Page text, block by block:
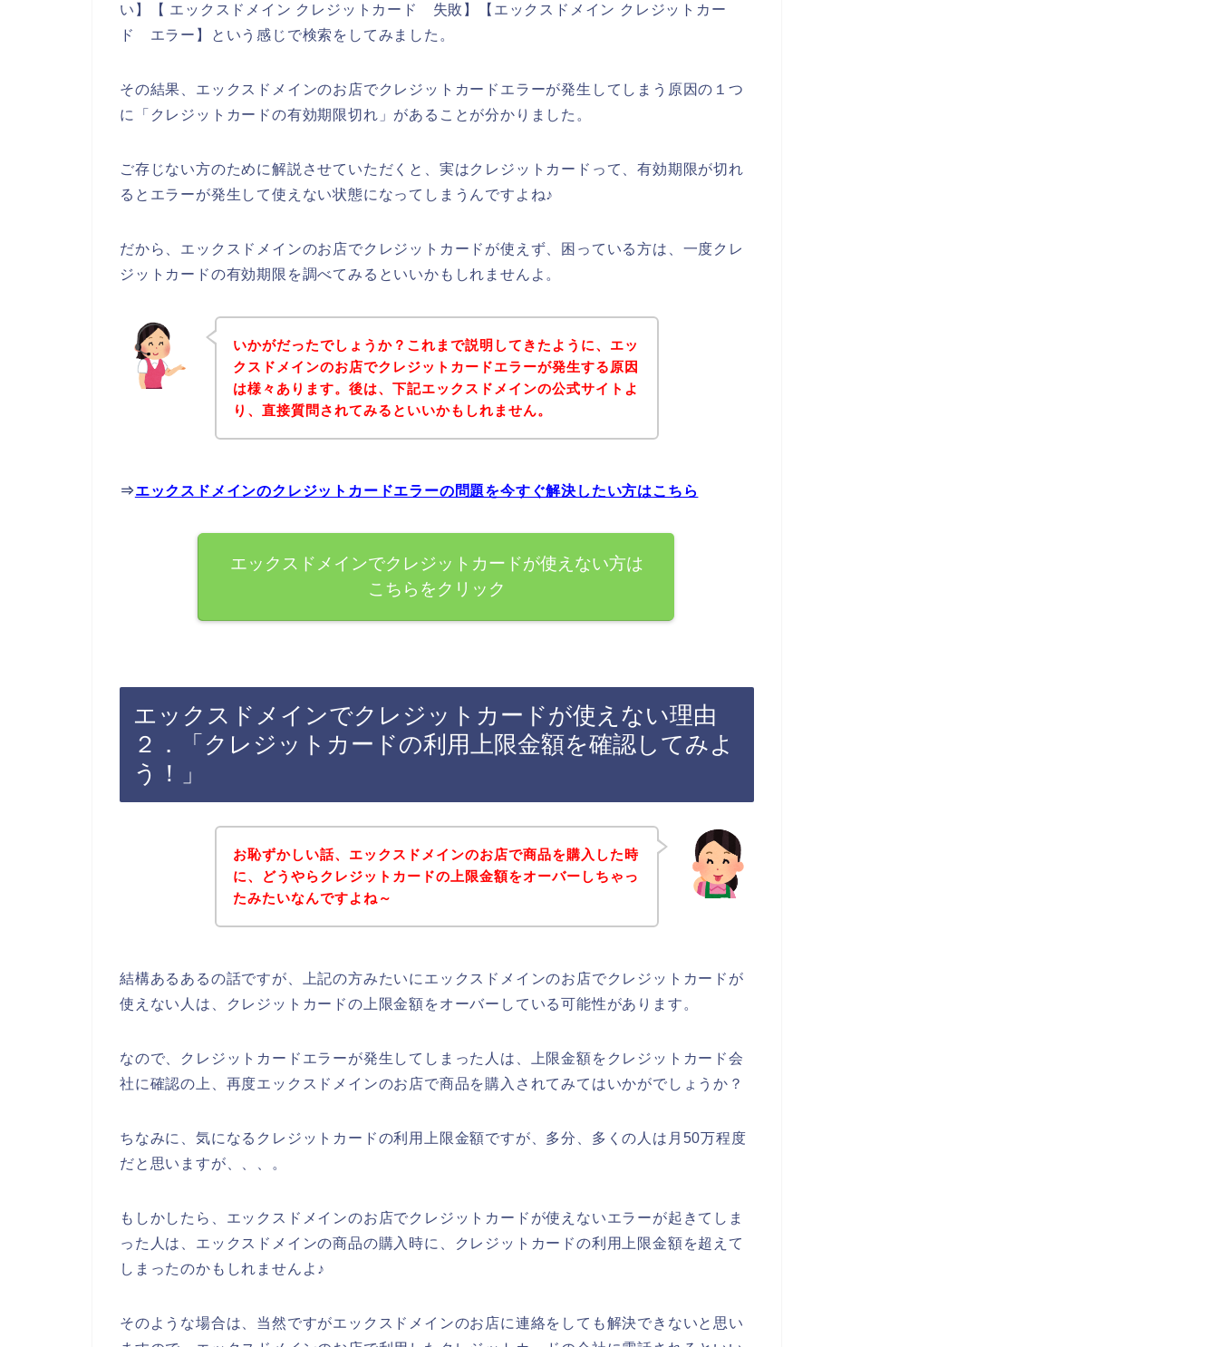
い】【 エックスドメイン クレジットカード 失敗】【エックスドメイン クレジットカー
ド エラー】という感じで検索をしてみました。
その結果、エックスドメインのお店でクレジットカードエラーが発生してしまう原因の１つ
に「クレジットカードの有効期限切れ」があることが分かりました。
ご存じない方のために解説させていただくと、実はクレジットカードって、有効期限が切れ
るとエラーが発生して使えない状態になってしまうんですよね♪
だから、エックスドメインのお店でクレジットカードが使えず、困っている方は、一度クレ
ジットカードの有効期限を調べてみるといいかもしれませんよ。
いかがだったでしょうか？これまで説明してきたように、エッ
クスドメインのお店でクレジットカードエラーが発生する原因
は様々あります。後は、下記エックスドメインの公式サイトよ
り、直接質問されてみるといいかもしれません。
⇒エックスドメインのクレジットカードエラーの問題を今すぐ解決したい方はこちら
エックスドメインでクレジットカードが使えない方は
こちらをクリック
エックスドメインでクレジットカードが使えない理由
２．「クレジットカードの利用上限金額を確認してみよ
う！」
お恥ずかしい話、エックスドメインのお店で商品を購入した時
に、どうやらクレジットカードの上限金額をオーバーしちゃっ
たみたいなんですよね～
結構あるあるの話ですが、上記の方みたいにエックスドメインのお店でクレジットカードが
使えない人は、クレジットカードの上限金額をオーバーしている可能性があります。
なので、クレジットカードエラーが発生してしまった人は、上限金額をクレジットカード会
社に確認の上、再度エックスドメインのお店で商品を購入されてみてはいかがでしょうか？
ちなみに、気になるクレジットカードの利用上限金額ですが、多分、多くの人は月50万程度
だと思いますが、、、。
もしかしたら、エックスドメインのお店でクレジットカードが使えないエラーが起きてしま
った人は、エックスドメインの商品の購入時に、クレジットカードの利用上限金額を超えて
しまったのかもしれませんよ♪
そのような場合は、当然ですがエックスドメインのお店に連絡をしても解決できないと思い